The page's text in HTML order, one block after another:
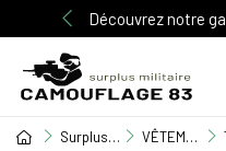
Découvrez notre
Surplus Militaire VÊTEMENT MILITAIRE